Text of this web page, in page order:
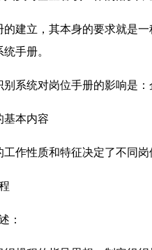
的建立，其本身的要求就是
手册。
别系统对岗位手册的影响是
基本内容
工作性质和特征决定了不同岗
：